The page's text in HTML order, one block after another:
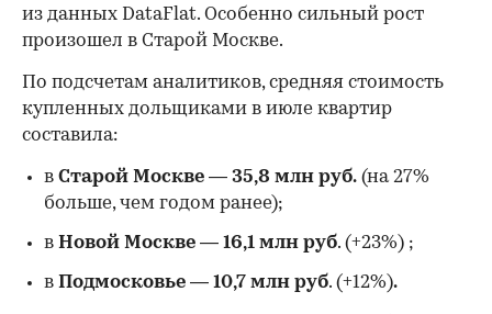
из данных DataFlat. Особенно сильный рост
произошел в Старой Москве.
По подсчетам аналитиков, средняя стоимость
купленных дольщиками в июле квартир
составила:
в Старой Москве — 35,8 млн руб. (на 27%
больше, чем годом ранее);
в Новой Москве — 16,1 млн руб. (+23%) ;
в Подмосковье — 10,7 млн руб. (+12%).